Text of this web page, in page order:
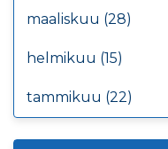
maaliskuu (28)
helmikuu (15)
tammikuu (22)